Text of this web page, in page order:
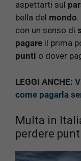
aspettarti sul
bella del mondo
con un senso di
pagare il prima
punti o dover
LEGGI ANCHE:
come pagarla
Multa in
perdere